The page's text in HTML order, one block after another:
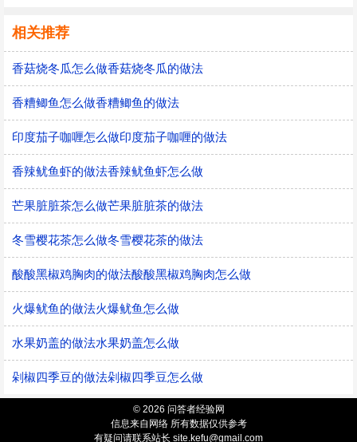
相关推荐
香菇烧冬瓜怎么做香菇烧冬瓜的做法
香糟鲫鱼怎么做香糟鲫鱼的做法
印度茄子咖喱怎么做印度茄子咖喱的做法
香辣鱿鱼虾的做法香辣鱿鱼虾怎么做
芒果脏脏茶怎么做芒果脏脏茶的做法
冬雪樱花茶怎么做冬雪樱花茶的做法
酸酸黑椒鸡胸肉的做法酸酸黑椒鸡胸肉怎么做
火爆鱿鱼的做法火爆鱿鱼怎么做
水果奶盖的做法水果奶盖怎么做
剁椒四季豆的做法剁椒四季豆怎么做
© 2026 问答者经验网
信息来自网络 所有数据仅供参考
有疑问请联系站长 site.kefu@gmail.com